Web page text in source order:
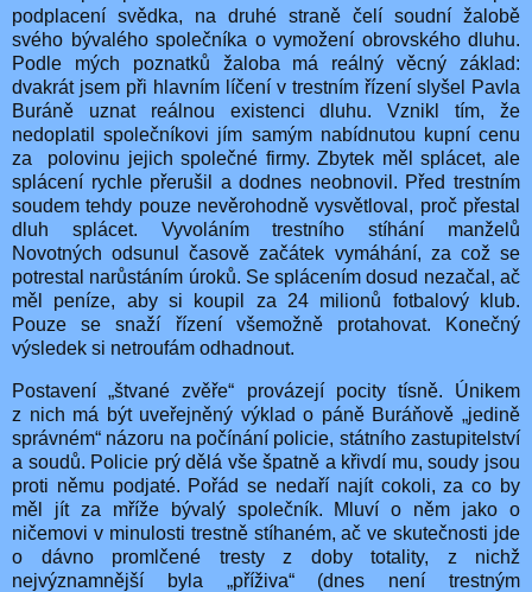
podplacení svědka, na druhé straně čelí soudní žalobě
svého bývalého společníka o vymožení obrovského dluhu.
Podle mých poznatků žaloba má reálný věcný základ:
dvakrát jsem při hlavním líčení v trestním řízení slyšel Pavla
Buráně uznat reálnou existenci dluhu. Vznikl tím, že
nedoplatil společníkovi jím samým nabídnutou kupní cenu
za
polovinu jejich společné firmy. Zbytek měl splácet, ale
splácení rychle přerušil a dodnes neobnovil. Před trestním
soudem tehdy pouze nevěrohodně vysvětloval, proč přestal
dluh splácet. Vyvoláním trestního stíhání manželů
Novotných odsunul časově začátek vymáhání, za což se
potrestal narůstáním úroků. Se splácením dosud nezačal, ač
měl peníze, aby si koupil za 24 milionů fotbalový klub.
Pouze se snaží řízení všemožně protahovat. Konečný
výsledek si netroufám odhadnout.
Postavení „štvané zvěře“ provázejí pocity tísně. Únikem
z nich má být uveřejněný výklad o páně Buráňově „jedině
správném“ názoru na počínání policie, státního zastupitelství
a soudů. Policie prý dělá vše špatně a křivdí mu, soudy jsou
proti němu podjaté. Pořád se nedaří najít cokoli, za co by
měl jít za mříže bývalý společník. Mluví o něm jako o
ničemovi v minulosti trestně stíhaném, ač ve skutečnosti jde
o dávno promlčené tresty z doby totality, z nichž
nejvýznamnější byla „příživa“ (dnes není trestným